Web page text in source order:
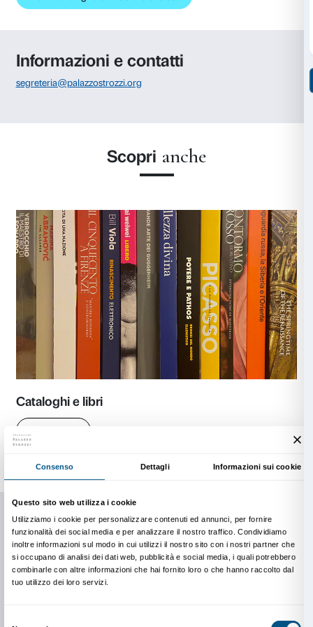
registro delle presenze il proprio nome e cognome,
etc.).
Dopo la consultazione, i volumi dovranno essere
Norme di comportamento
È rigorosamente vietato:
– portare con sé zaini, borse o bagagli di qualunque
dovranno essere lasciati in deposito presso il
piano/piano mostra);
– fumare nei locali della biblioteca, introdurvi cibo o
– scrivere, anche in modo non indelebile, sui libri
comunque danneggiare in qualsiasi modo il suo
documentario.
Informativa agli utenti della biblioteca
Informazioni e contatti
segreteria@palazzostrozzi.org